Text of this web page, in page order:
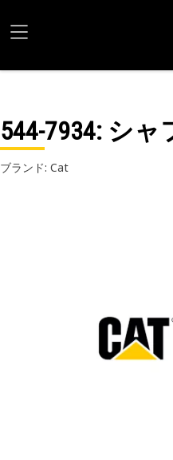
544-7934: シャ
ブランド: Cat